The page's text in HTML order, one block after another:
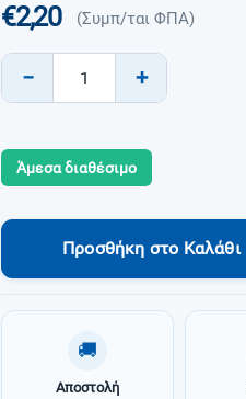
€2,20 (Συμπ/ται ΦΠΑ)
+
−
Άμεσα διαθέσιμο
Προσθήκη στο Καλάθι
🚚
Αποστολή